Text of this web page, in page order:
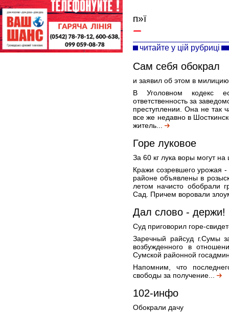
п»ї
читайте у цій рубриці
Сам себя обокрал
и заявил об этом в милицию
В Уголовном кодекс
ответственность за
преступлении. Она не так
все же недавно в
житель...
Горе луковое
За 60 кг лука воры могут на
Кражи созревшего урожая
районе объявлены в
летом начисто обобрали
Сад. Причем воровали
Дал слово - держи!
Суд приговорил горе-
Заречный райсуд г.Сумы
возбужденного в
Сумской районной
Напомним, что
свободы за получение...
102-инфо
Обокрали дачу